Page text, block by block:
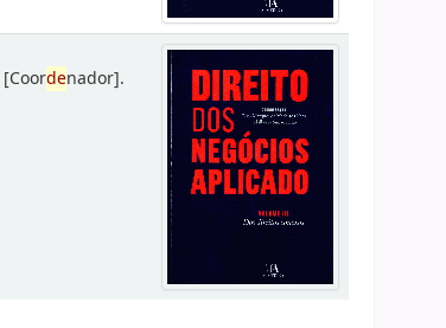
[Coordenador].